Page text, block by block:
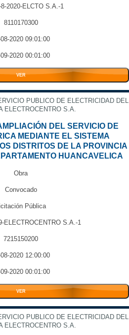
2020-ELCTO S.A.-1
8110170300
2020 09:01:00
2020 00:01:00
VER
PUBLICO DE ELECTRICIDAD DEL
ELECTROCENTRO S.A.
DEL SERVICIO DE
MEDIANTE EL SISTEMA
DISTRITOS DE LA PROVINCIA
HUANCAVELICA
Obra
Convocado
Pública
ELECTROCENTRO S.A.-1
7215150200
2020 12:00:00
2020 00:01:00
VER
PUBLICO DE ELECTRICIDAD DEL
ELECTROCENTRO S.A.